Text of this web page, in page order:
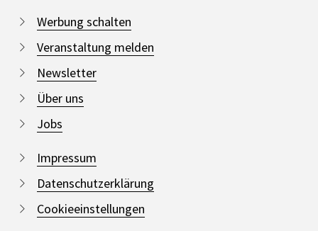
Werbung schalten
Veranstaltung melden
Newsletter
Über uns
Jobs
Impressum
Datenschutzerklärung
Cookieeinstellungen